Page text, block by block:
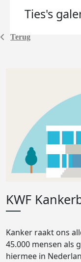
Terug
Ties's
KWF
Kanker raakt ons
45.000 mensen als
hiermee in